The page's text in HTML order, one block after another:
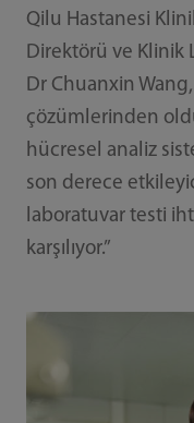
Qilu Hastanesi
Direktörü ve Klinik
Dr Chuanxin
çözümlerinden
hücresel analiz
son derece
laboratuvar testi
karşılıyor.”